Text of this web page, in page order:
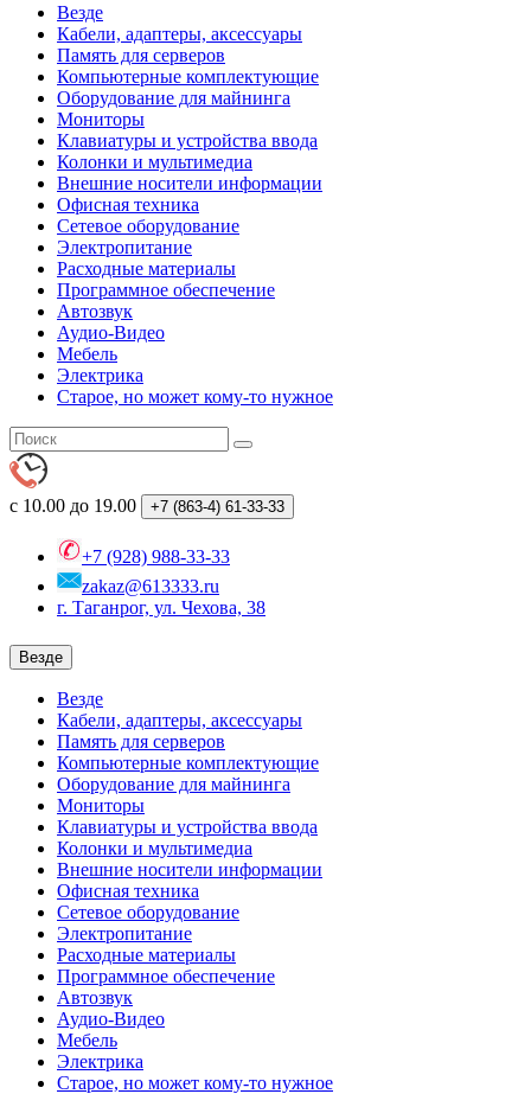
Везде
Кабели, адаптеры, аксессуары
Память для серверов
Компьютерные комплектующие
Оборудование для майнинга
Мониторы
Клавиатуры и устройства ввода
Колонки и мультимедиа
Внешние носители информации
Офисная техника
Сетевое оборудование
Электропитание
Расходные материалы
Программное обеспечение
Автозвук
Аудио-Видео
Мебель
Электрика
Старое, но может кому-то нужное
с 10.00 до 19.00 +7 (863-4) 61-33-33
+7 (928) 988-33-33
zakaz@613333.ru
г. Таганрог, ул. Чехова, 38
Везде
Везде
Кабели, адаптеры, аксессуары
Память для серверов
Компьютерные комплектующие
Оборудование для майнинга
Мониторы
Клавиатуры и устройства ввода
Колонки и мультимедиа
Внешние носители информации
Офисная техника
Сетевое оборудование
Электропитание
Расходные материалы
Программное обеспечение
Автозвук
Аудио-Видео
Мебель
Электрика
Старое, но может кому-то нужное